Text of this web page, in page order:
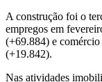
A construção foi o
empregos em
(+69.884) e
(+19.842).
Nas atividades